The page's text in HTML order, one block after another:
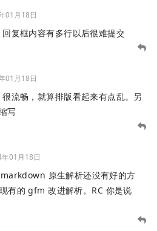
01月18日
回复框内容有多行以后很难提交
01月18日
很流畅，就算排版看起来有点乱。另
写
01月18日
markdown 原生解析还没有好的方
有的 gfm 改进解析。RC 你是说